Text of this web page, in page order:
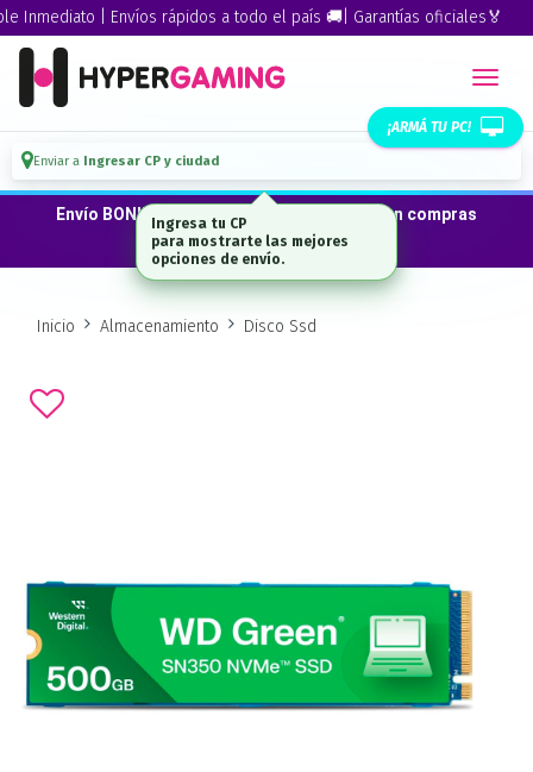
| Envíos rápidos a todo el país 🚚| Garantías oficiales🏅
¡ARMÁ TU PC!
Enviar a Ingresar CP y ciudad
Envío BONIFICADO a CABA · GBA ·La Plata en compras
desde $300.000*
Inicio Almacenamiento Disco Ssd
Ingresa tu CP
para mostrarte las mejores
opciones de envío.